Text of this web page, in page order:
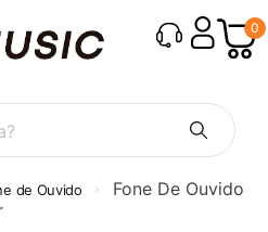
0
de Ouvido
Fone De Ouvido